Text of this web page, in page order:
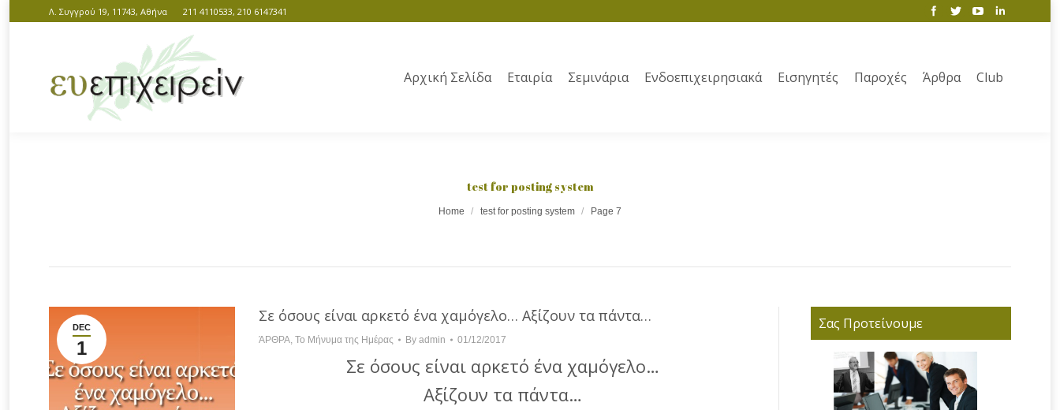
Λ. Συγγρού 19, 11743, Αθήνα 211 4110533, 210 6147341
Αρχική Σελίδα Εταιρία Σεμινάρια Ενδοεπιχειρησιακά Εισηγητές Παροχές Άρθρα Club
test for posting system
Home test for posting system Page 7
DEC
1
Σε όσους είναι αρκετό ένα χαμόγελο… Αξίζουν τα πάντα…
ΆΡΘΡΑ, Το Μήνυμα της Ημέρας By admin 01/12/2017
Σε όσους είναι αρκετό ένα χαμόγελο…
Αξίζουν τα πάντα…
Σας Προτείνουμε